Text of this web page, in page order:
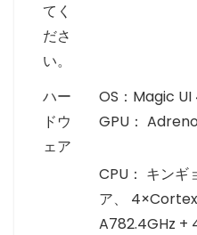
てく
ださ
い。
ハー
ドウ
ェア
OS：Magic UI
GPU：
CPU： キンギ
ア、
A782.4GHz +